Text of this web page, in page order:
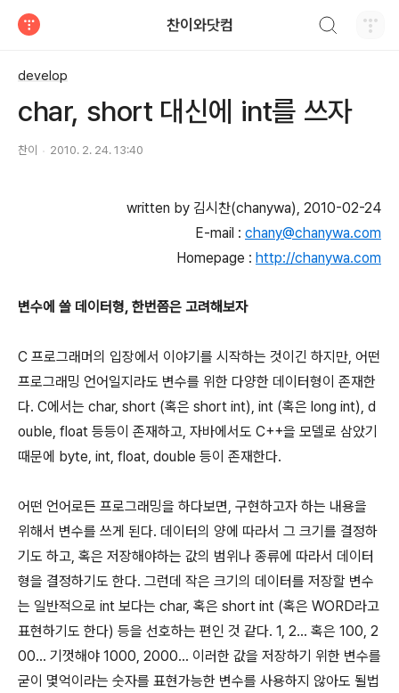
찬이와닷컴
develop
char, short 대신에 int를 쓰자
찬이 2010. 2. 24. 13:40
written by 김시찬(chanywa), 2010-02-24
E-mail : chany@chanywa.com
Homepage : http://chanywa.com
변수에 쓸 데이터형, 한번쯤은 고려해보자
C 프로그래머의 입장에서 이야기를 시작하는 것이긴 하지만, 어떤
프로그래밍 언어일지라도 변수를 위한 다양한 데이터형이 존재한
다. C에서는 char, short (혹은 short int), int (혹은 long int), d
ouble, float 등등이 존재하고, 자바에서도 C++을 모델로 삼았기
때문에 byte, int, float, double 등이 존재한다.
어떤 언어로든 프로그래밍을 하다보면, 구현하고자 하는 내용을
위해서 변수를 쓰게 된다. 데이터의 양에 따라서 그 크기를 결정하
기도 하고, 혹은 저장해야하는 값의 범위나 종류에 따라서 데이터
형을 결정하기도 한다. 그런데 작은 크기의 데이터를 저장할 변수
는 일반적으로 int 보다는 char, 혹은 short int (혹은 WORD라고
표현하기도 한다) 등을 선호하는 편인 것 같다. 1, 2... 혹은 100, 2
00... 기껏해야 1000, 2000... 이러한 값을 저장하기 위한 변수를
굳이 몇억이라는 숫자를 표현가능한 변수를 사용하지 않아도 될법